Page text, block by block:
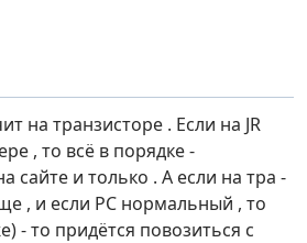
на транзисторе . Если на JR
, то всё в порядке -
сайте и только . А если на тра -
, и если РС нормальный , то
- то придётся повозиться с